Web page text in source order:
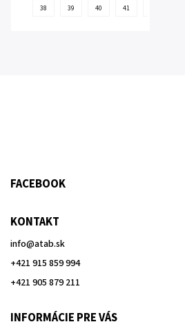
38 39 40 41
FACEBOOK
KONTAKT
info@atab.sk
+421 915 859 994
+421 905 879 211
INFORMÁCIE PRE VÁS